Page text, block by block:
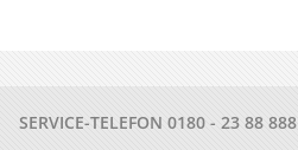
SERVICE-TELEFON 0180 - 23 88 888